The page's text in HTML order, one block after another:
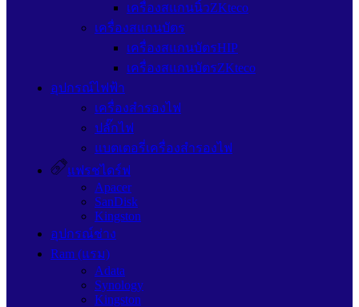
เครื่องสแกนนิ้วZKteco
เครื่องสแกนบัตร
เครื่องสแกนบัตรHIP
เครื่องสแกนบัตรZKteco
อุปกรณ์ไฟฟ้า
เครื่องสำรองไฟ
ปลั๊กไฟ
แบตเตอรี่เครื่องสำรองไฟ
แฟรชไดร์ฟ
Apacer
SanDisk
Kingston
อุปกรณ์ช่าง
Ram (แรม)
Adata
Synology
Kingston